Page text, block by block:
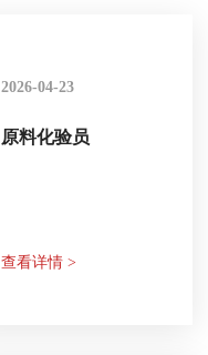
2026-04-23
原料化验员
查看详情 >